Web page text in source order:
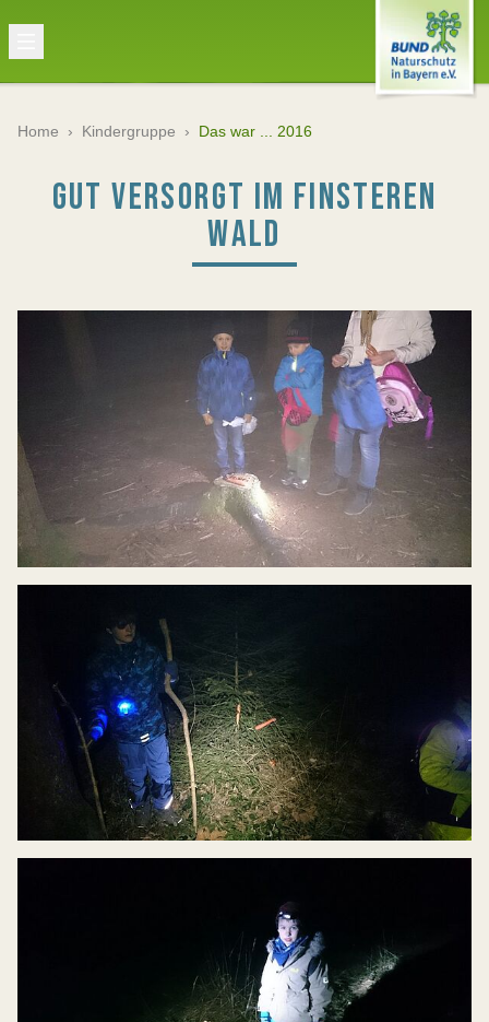
Home › Kindergruppe › Das war ... 2016
GUT VERSORGT IM FINSTEREN
WALD